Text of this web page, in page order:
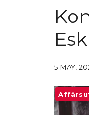
5 MAY,